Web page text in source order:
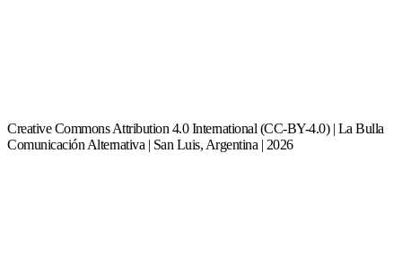
Creative Commons Attribution 4.0 International (CC-BY-4.0) | La Bulla
Comunicación Alternativa | San Luis, Argentina | 2026